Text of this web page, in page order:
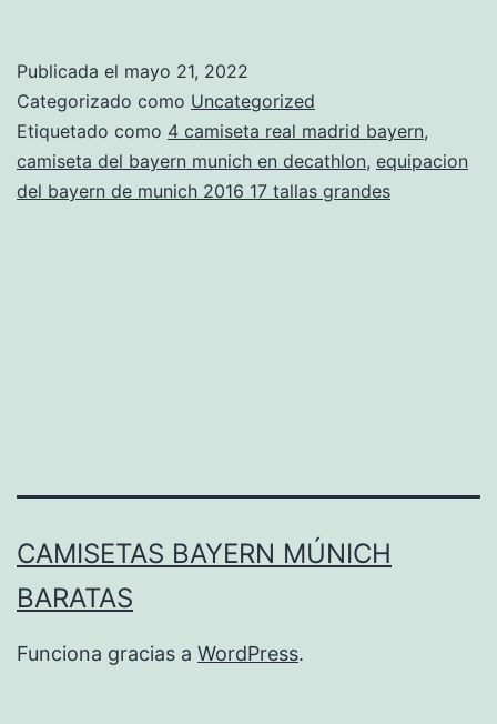
Poliéster
Publicada el mayo 21, 2022
Categorizado como Uncategorized
Etiquetado como 4 camiseta real madrid bayern,
camiseta del bayern munich en decathlon, equipacion
del bayern de munich 2016 17 tallas grandes
CAMISETAS BAYERN MÚNICH
BARATAS
Funciona gracias a WordPress.